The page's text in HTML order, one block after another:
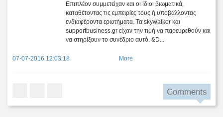
Επιπλέον συμμετείχαν και οι ίδιοι βιωματικά,
καταθέτοντας τις εμπειρίες τους ή υποβάλλοντας
ενδιαφέροντα ερωτήματα. Τα skywalker και
supportbusiness.gr είχαν την τιμή να παρευρεθούν και
να στηρίξουν το συνέδριο αυτό. &D...
07-07-2016 12:03:18 More
Comments